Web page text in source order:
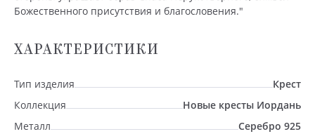
Божественного присутствия и благословения."
ХАРАКТЕРИСТИКИ
Тип изделия
Крест
Коллекция
Новые кресты Иордань
Металл
Серебро 925